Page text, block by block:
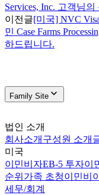
Services, Inc. 고객님
이전글[미국] NVC
민 Case Farms
하드립니다.
Family Site
법인 소개
회사소개 구성원 소개
미국
이민비자EB-5 투자이
순위 가족 초청이민비
세무/회계